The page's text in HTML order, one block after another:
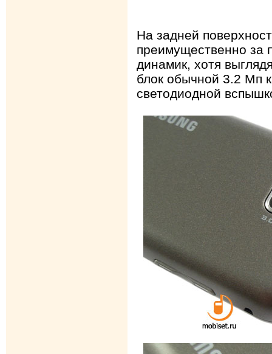
На задней
преимущественно за
динамик, хотя
блок обычной 3.2 Мп
светодиодной